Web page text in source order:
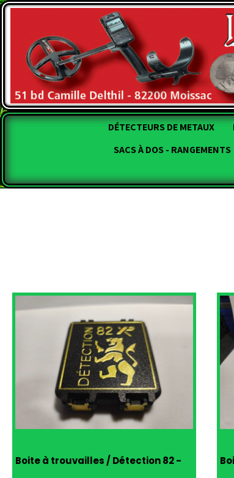
DÉTECTEURS DE METAUX
SACS À DOS - RANGEMENTS
Boite à trouvailles / Détection 82 -